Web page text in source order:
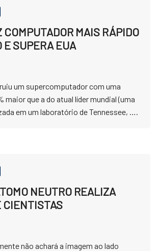
COMPUTADOR MAIS RÁPIDO
E SUPERA EUA
um supercomputador com uma
maior que a do atual líder mundial (uma
em um laboratório de Tennessee, ….
NEUTRO REALIZA
CIENTISTAS
não achará a imagem ao lado